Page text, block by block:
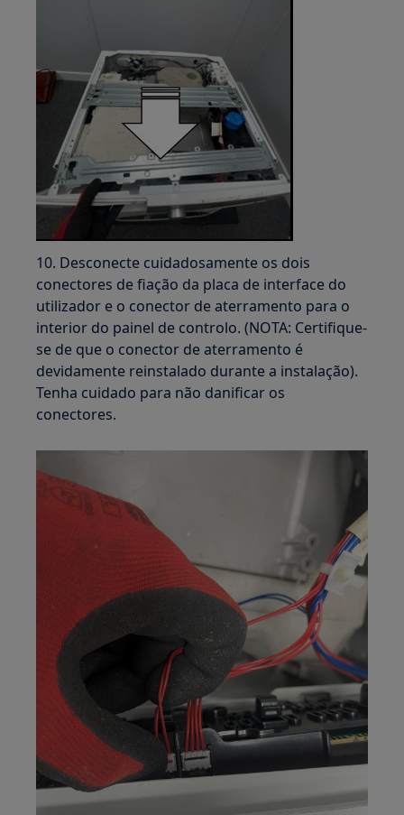
10. Desconecte cuidadosamente os dois
conectores de fiação da placa de interface do
utilizador e o conector de aterramento para o
interior do painel de controlo. (NOTA: Certifique-
se de que o conector de aterramento é
devidamente reinstalado durante a instalação).
Tenha cuidado para não danificar os
conectores.